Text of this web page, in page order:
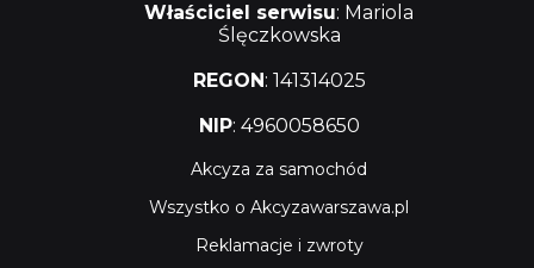
Właściciel serwisu: Mariola
Ślęczkowska
REGON: 141314025
NIP: 4960058650
Akcyza za samochód
Wszystko o Akcyzawarszawa.pl
Reklamacje i zwroty